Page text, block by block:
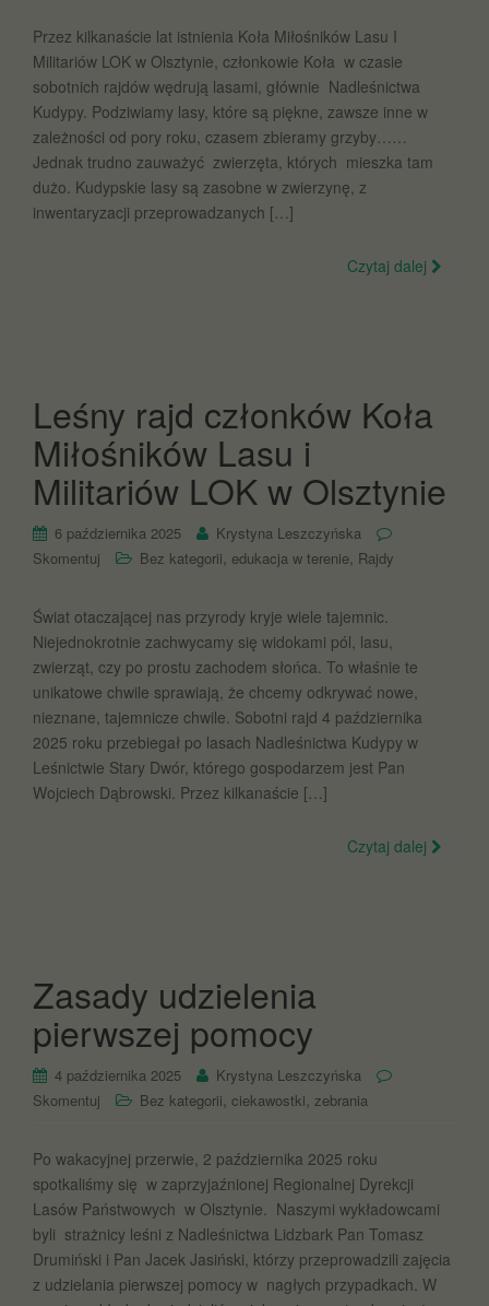
Przez kilkanaście lat istnienia Koła Miłośników Lasu I
Militariów LOK w Olsztynie, członkowie Koła w czasie
sobotnich rajdów wędrują lasami, głównie Nadleśnictwa
Kudypy. Podziwiamy lasy, które są piękne, zawsze inne w
zależności od pory roku, czasem zbieramy grzyby……
Jednak trudno zauważyć zwierzęta, których mieszka tam
dużo. Kudypskie lasy są zasobne w zwierzynę, z
inwentaryzacji przeprowadzanych […]
Czytaj dalej
Leśny rajd członków Koła
Miłośników Lasu i
Militariów LOK w Olsztynie
6 października 2025
Krystyna Leszczyńska
Skomentuj
Bez kategorii, edukacja w terenie, Rajdy
Świat otaczającej nas przyrody kryje wiele tajemnic.
Niejednokrotnie zachwycamy się widokami pól, lasu,
zwierząt, czy po prostu zachodem słońca. To właśnie te
unikatowe chwile sprawiają, że chcemy odkrywać nowe,
nieznane, tajemnicze chwile. Sobotni rajd 4 października
2025 roku przebiegał po lasach Nadleśnictwa Kudypy w
Leśnictwie Stary Dwór, którego gospodarzem jest Pan
Wojciech Dąbrowski. Przez kilkanaście […]
Czytaj dalej
Zasady udzielenia
pierwszej pomocy
4 października 2025
Krystyna Leszczyńska
Skomentuj
Bez kategorii, ciekawostki, zebrania
Po wakacyjnej przerwie, 2 października 2025 roku
spotkaliśmy się w zaprzyjaźnionej Regionalnej Dyrekcji
Lasów Państwowych w Olsztynie. Naszymi wykładowcami
byli strażnicy leśni z Nadleśnictwa Lidzbark Pan Tomasz
Drumiński i Pan Jacek Jasiński, którzy przeprowadzili zajęcia
z udzielania pierwszej pomocy w nagłych przypadkach. W